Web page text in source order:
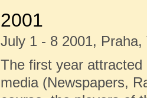
2001
July 1 - 8 2001,
The first year
media (Newspapers,